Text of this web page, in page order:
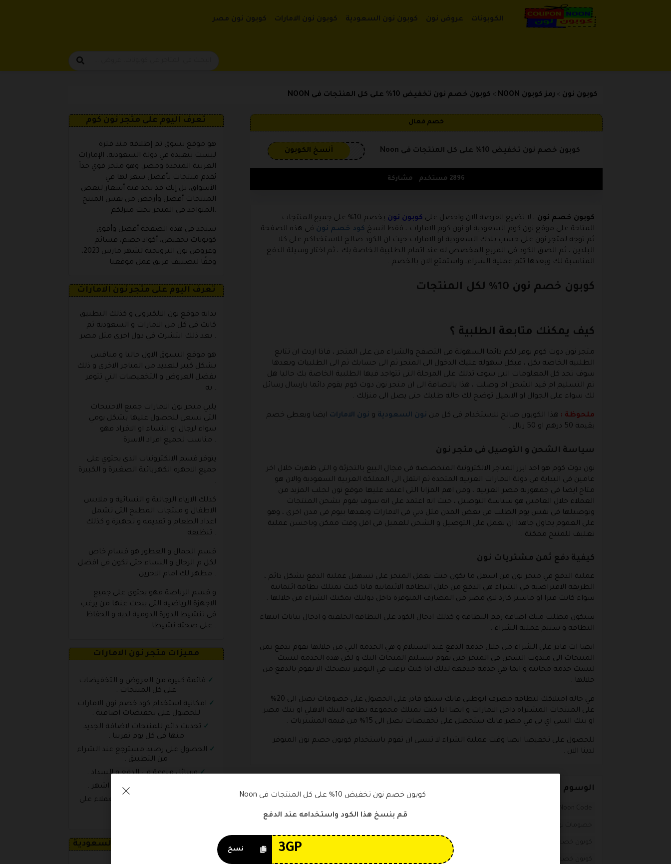
الكوبونات عروض نون كوبون نون السعودية كوبون نون الامارات كوبون نون مصر
كوبون نون > رمز كوبون NOON > كوبون خصم نون تخفيض 10% على كل المنتجات فى NOON
خصم فعال
كوبون خصم نون تخفيض 10% على كل المنتجات فى Noon 3GP أنسخ الكوبون
2896 مستخدم مشاركة
كوبون خصم نون ، لا تضيع الفرصة الان واحصل على كوبون نون
بخصم 10% على جميع المنتجات
المتاحة على موقع نون كوم السعودية او نون كوم الامارات ، فقط انسخ كود خصم نون فى هذه الصفحة
ثم توجه لمتجر نون على حسب بلدك السعودية او الامارات حيث ان الكود صالح للاستخداكم على كلا
البلدين ، ثم الصق الكود فى المربع المخصص له عند اتمام الطلبية الخاصة بك ، ثم اختار وسيلة الدفع
المناسبة لك وبعدها تتم عملية الشراء، واستمتع الان بالخصم .
كوبون خصم نون 10% لكل المنتجات
كيف يمكنك متابعة الطلبية ؟
متجر نون دوت كوم يوفر لكم دائما السهولة فى التصفح والشراء من على المتجر ، فاذا اردت ان تتابع
الطلبية الخاصة بكل ، فبكل سهولة عليك الدخول الى المتجر ثم الى حسابك ثم الى الطلبيات وبعدها
سوف تجد كل المعلومات التى سوف تدلك على المرحلة التى تتواجد فيها الطلبية الخاصة بك حاليا هل
تم التسليم ام قيد الشحن ام وصلت ، هذا بالاضافة الى ان متجر نون دوت كوم يقوم دائما بارسال رسائل
لك سواء على الجوال او الايميل توضح لك حالة طلبك حتى يصل الى منزلك .
ملحوظة : هذا الكوبون صالح للاستخدام فى كل من نون السعودية و نون الامارات ايضا ويعطي خصم
بقيمة 50 درهم او 50 ريال .
سياسة الشحن و التوصيل فى متجر نون
نون دوت كوم هو احد ابرز المتاجر الالكترونية المتخصصة فى مجال البيع بالتجزئة و التى ظهرت خلال اخر
عامين فى البداية فى دولة الامارات العربية المتحدة ثم انتقل الى المملكة العربية السعودية والان هو
متاح ايضا فى جمهورية مصر العربية ، ومن اهم المزايا التى اعتمد عليها موقع نون لجلب المزيد من
العملاء خلال العامين هو سياسة التوصيل ، حيث انه اعتمد على انه سوف يقوم بشحن المنتجات
وتوصيلها فى نفس يوم الطلب فى بعض المدن مثل دبي فى الامارات وبعدها بيوم فى مدن اخرى ، وهو
على العموم يحاول جاهدا ان يعمل على التوصيل و الشحن للعميل فى اقل وقت ممكن وباحسن عملية
تغليف للمنتج ممكنة .
كيفية دفع ثمن مشتريات نون
عملية الدفع في متجر نون من اسهل ما يكون حيث يعمل المتجر على تسهيل عملية الدفع بشكل دائم ،
الطريقة الافتراضية في الشراء هي الدفع من خلال البطاقة الائتمانية فاذا كنت تمتلك بطاقة ائتمانية
سواء كانت فيزا او ماستر كارد لاي مصر من المصارف المتوفرة داخل دولتك يمكنك الشراء من خلالها .
سيكون مطلب منك اضافة رقم البطاقة و كذلك ادخال الكود على البطاقة الخلفية و ادخال بيانات انتهاء
البطاقة و ستتم عملية الشراء .
ايضا ات قادر على الشراء من خلال خدمة الدفع عند الاستلام و هي الخدمة التي من خلالها تقوم بدفع ثمن
المنتجات الى مندوب الشحن في المتجر حين يقوم بتسليم المتجات اليك و لكن هذه الخدمة ليست
ليست خدمة مجانية و انما هي خدمة مدفعة لذلك اذا كنت ترغب في التوفير ننصحك الا تقوم بالدفع من
خلالها .
في حالة امتلاكك لبطاقة مصرف ابوظبي فانك ستكو قادر على الحصول على خصومات تصل الى 20%
على المنتجات المشتراه داخل الامارات و ايضا اذا كنت تمتلك مجموعة بطاقة البنك الاهلي او بنك مصر
او بنك السي اي بي في مصر فانك ستحصل على تخفيضات تصل الى 15% من قيمة المشتريات .
للحصول على تخفيضا ايضا وقت عملية الشراء لا تنسى ان تقوم باستخدام كوبون خصم نون المتوفر
لدينا الان .
الوسوم
كوبون خصم نون 2020
كوبون خصم نون ثنيان خالد
تعرف اليوم على متجر نون كوم
هو موقع تسوق تم إطلاقه منذ فترة
ليست ببعيده في دولة السعودية، الإمارات
العربية المتحدة ومصر. وهو متجر قوي جداً
يُقدم منتجات بأفضل سعر لها في
الأسواق، بل إنك قد تجد فيه أسعار لبعض
المنتجات أفضل وأرخص من نفس المنتج
المتواجد في المتجر تحت منزلكم.
ستجد في هذه الصفحة أفضل وأقوى
كوبونات تخفيض، أكواد خصم، قسائم
وعروض نون الترويجية لشهر مارس 2023،
وفقًا لتصنيف فريق عمل موقعنا
تعرف اليوم على متجر نون الامارات
بداية موقع نون الالكتروني و كذلك التطبيق
كانت في كل من الامارات و السعودية ثم
بعد ذلك انتشرت في دول اخرى مثل مصر .
هو موقع التسوق الاول حاليا و منافس
بشكل كبير للعديد من المتاجر الاخرى و ذلك
بفضل العروض و التخفيضات التي تتوفر
به .
يلبي متجر نون الامارات جميع الاحتيجات
التي تسعى للحصول عليها بشكل يومي
سواء لرجال او النساء او الافراد فهو
مناسب لجميع افراد الاسرة .
يتوفر قسم الالكترونيات الذي يحتوي على
جميع الاجهزة الكهربائية الصغيرة و الكبيرة
.
كذلك الازياء الرجالية و النسائية و ملابس
الاطفال و منتجات المطبخ التي تشمل
اعداد الطعام و تقديمه و تجهيزة و كذلك
تنظيفه .
قسم الجمال و العطور هو قسام خاص
لكل م الرجال و النساء حتى تكون في افضل
مظهر لك امام الاخرين .
و قسم الرياضة فهو يحتوي على جميع
الاجهزة الرياضية التي يبحث عنها من يرغب
في تنشيط الدورة الدومية لديه و الحفاظ
على صحته نشيطا .
مميزات متجر نون الامارات
قائمة كبيرة من العروض و التخفيضات
على كل المنتجات .
امكانية استخدام كود خصم نون الامارات
للحصول على تخفيضات اضافية .
تحديث دائم للمنتجات لاضافة الجديد
منها في كل يوم تقريبا .
الحصول على رصيد مسترجع عند الشراء
من التطبيق .
وسائل منوعة في الدفع و السداد .
امكانية التقسيط على عدة اشهر .
سهولة التواصل مع خدمة العملاء على
تعرف اليوم على متجر نون السعودية
كوبون خصم نون تخفيض 10% على كل المنتجات فى Noon
قم بنسخ هذا الكود واستخدامه عند الدفع
نسخ